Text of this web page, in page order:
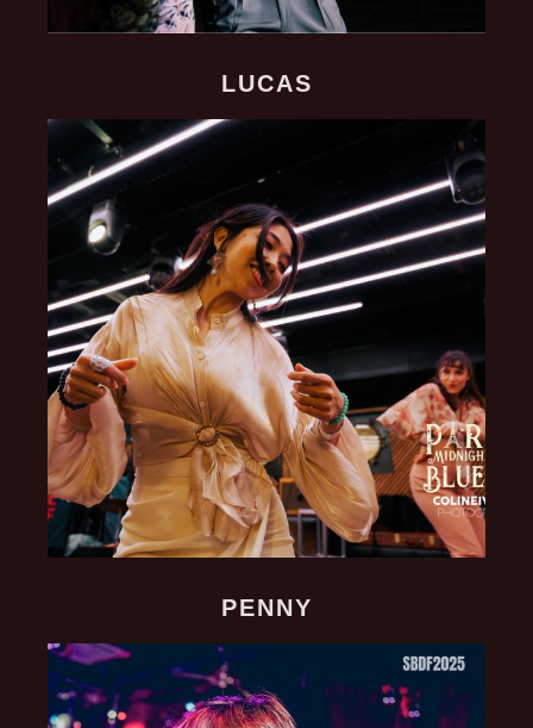
LUCAS
PENNY